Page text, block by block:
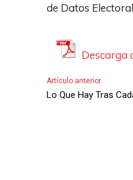
de Datos
Descarga
Artículo anterior
Lo Que Hay Tras